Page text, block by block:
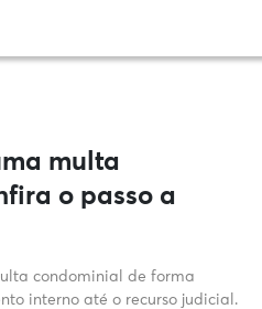
multa
o passo a
condominial de forma
interno até o recurso judicial.